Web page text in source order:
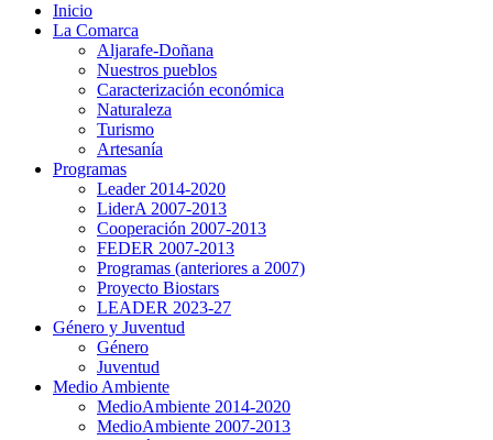
Inicio
La Comarca
Aljarafe-Doñana
Nuestros pueblos
Caracterización económica
Naturaleza
Turismo
Artesanía
Programas
Leader 2014-2020
LiderA 2007-2013
Cooperación 2007-2013
FEDER 2007-2013
Programas (anteriores a 2007)
Proyecto Biostars
LEADER 2023-27
Género y Juventud
Género
Juventud
Medio Ambiente
MedioAmbiente 2014-2020
MedioAmbiente 2007-2013